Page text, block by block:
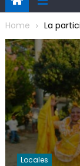
Home La
Locales